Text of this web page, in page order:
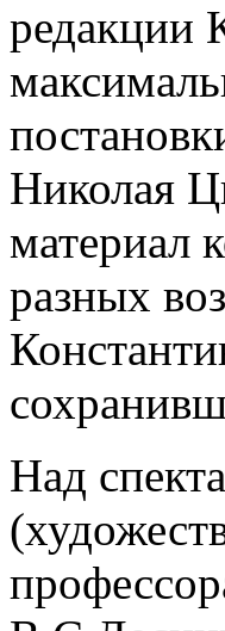
редакции
Николая
материал
разных
Над